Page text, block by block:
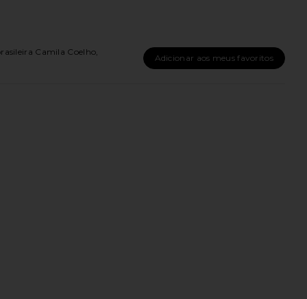
Camila Coelho,
Adicionar aos meus favoritos